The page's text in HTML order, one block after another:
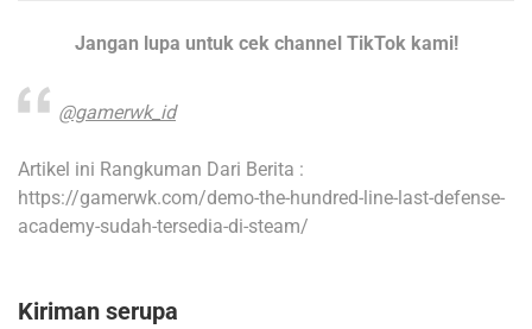
Jangan lupa untuk cek channel TikTok kami!
@gamerwk_id
Artikel ini Rangkuman Dari Berita :
https://gamerwk.com/demo-the-hundred-line-last-defense-
academy-sudah-tersedia-di-steam/
Kiriman serupa